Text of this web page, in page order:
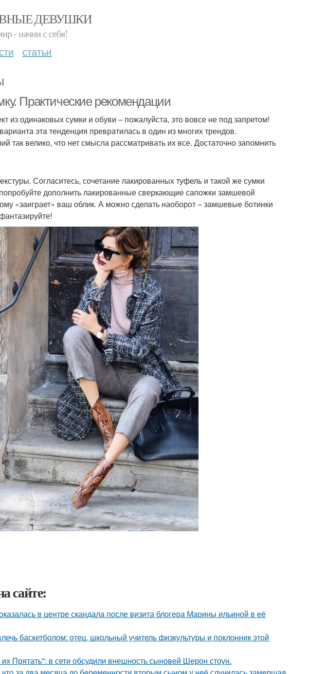
ДЕВУШКИ
- начни с себя!
статьи
Практические рекомендации
из одинаковых сумки и обуви – пожалуйста, это вовсе не под запретом!
эта тенденция превратилась в один из многих трендов.
так велико, что нет смысла рассматривать их все. Достаточно запомнить
Согласитесь, сочетание лакированных туфель и такой же сумки
дополнить лакированные сверкающие сапожки замшевой
«заиграет» ваш облик. А можно сделать наоборот – замшевые ботинки
сайте:
в центре скандала после визита блогера Марины ильиной в её
баскетболом: отец, школьный учитель физкультуры и поклонник этой
Прятать": в сети обсудили внешность сыновей Шерон стоун.